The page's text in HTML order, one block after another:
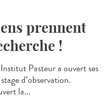
prennent
!
Pasteur a ouvert ses
d’observation.
la...